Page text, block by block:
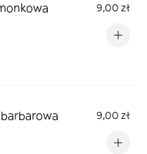
9,00 zł
9,00 zł